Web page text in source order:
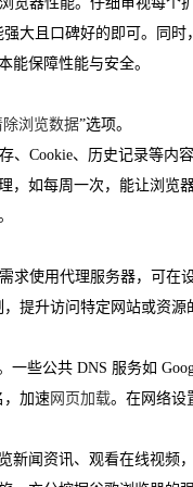
大且口碑好的即可。同
能保障性能与安全。
除浏览数据”选项。
Cookie、历史记录等内
，如每周一次，能让浏览
使用代理服务器，可在
提升访问特定网站或资
些公共 DNS 服务如
，加速 网页加载。在网络设
新闻资讯、观看在线视频